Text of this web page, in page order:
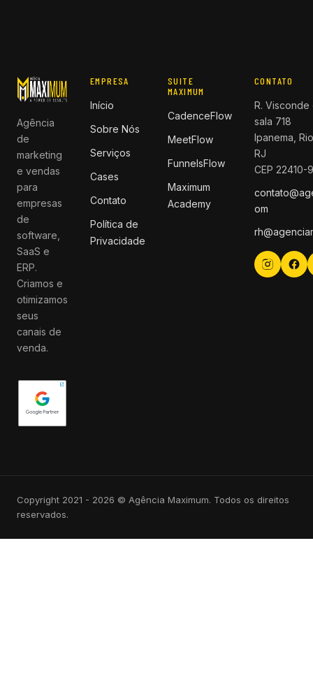
Agência
de
marketing
e vendas
para
empresas
de
software,
SaaS e
ERP.
Criamos e
otimizamos
seus
canais de
venda.
EMPRESA
Início
Sobre Nós
Serviços
Cases
Contato
Política de
Privacidade
SUITE
MAXIMUM
CadenceFlow
MeetFlow
FunnelsFlow
Maximum
Academy
CONTATO
R.
sala 718
Ipanema,
RJ
CEP 22410-
om
Copyright 2021 - 2026 © Agência Maximum. Todos os direitos
reservados.